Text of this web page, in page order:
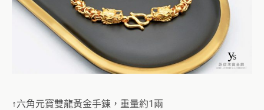
↑六角元寶雙龍黃金手鍊，重量約1兩